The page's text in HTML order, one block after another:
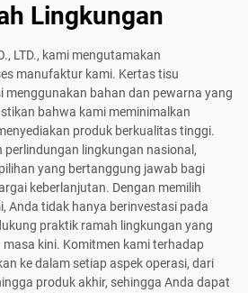
Lingkungan
LTD., kami mengutamakan
manufaktur kami. Kertas tisu
menggunakan bahan dan pewarna yang
bahwa kami meminimalkan
produk berkualitas tinggi.
perlindungan lingkungan nasional,
yang bertanggung jawab bagi
keberlanjutan. Dengan memilih
Anda tidak hanya berinvestasi pada
praktik ramah lingkungan yang
kini. Komitmen kami terhadap
ke dalam setiap aspek operasi, dari
produk akhir, sehingga Anda dapat